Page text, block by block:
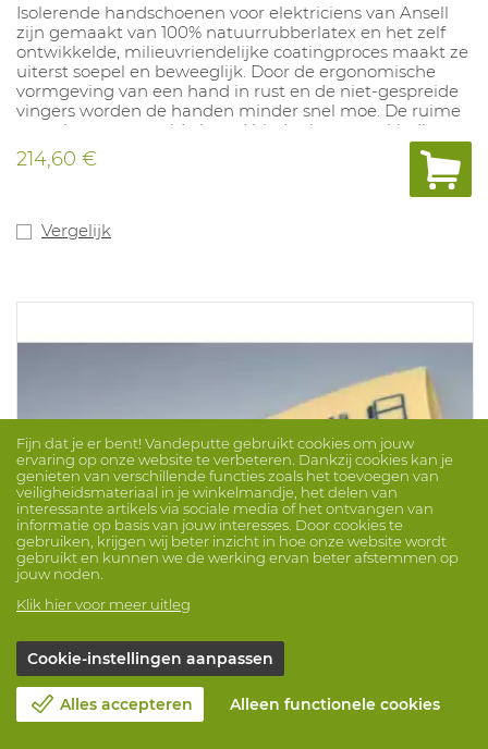
Isolerende handschoenen voor elektriciens van Ansell
zijn gemaakt van 100% natuurrubberlatex en het zelf
ontwikkelde, milieuvriendelijke coatingproces maakt ze
uiterst soepel en beweeglijk. Door de ergonomische
vormgeving van een hand in rust en de niet-gespreide
vingers worden de handen minder snel moe. De ruime
manchet met gerolde boord biedt plaats aan kleding
De gladde afwerking maakt het gemakkelijk om de
handschoenen aan en uit te trekken. Lengte 460 mm.
Maten: 8-12 Gecertificeerd categorie R/C. Arc Flash score
214,60 €
Vergelijk
HS Electrovolt 36000V-Klasse 4
Merk: REGELTEX ProdNr. 1022742
Fijn dat je er bent! Vandeputte gebruikt cookies om jouw
ervaring op onze website te verbeteren. Dankzij cookies kan je
genieten van verschillende functies zoals het toevoegen van
veiligheidsmateriaal in je winkelmandje, het delen van
interessante artikels via sociale media of het ontvangen van
informatie op basis van jouw interesses. Door cookies te
gebruiken, krijgen wij beter inzicht in hoe onze website wordt
gebruikt en kunnen we de werking ervan beter afstemmen op
jouw noden.
Klik hier voor meer uitleg
Cookie-instellingen aanpassen
Alles accepteren Alleen functionele cookies